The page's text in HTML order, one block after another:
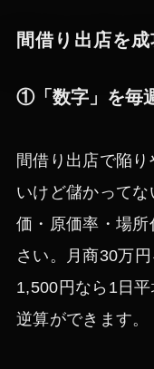
間借り出店を
①「数字」を毎
間借り出店で陥
いけど儲かって
価・原価率・場
さい。月商30万
1,500円なら1日
逆算ができます。